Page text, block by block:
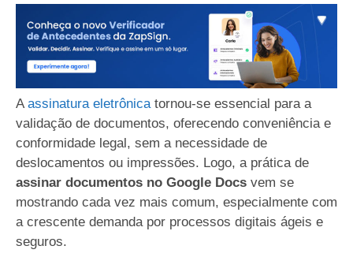
A assinatura eletrônica tornou-se essencial para a
validação de documentos, oferecendo conveniência e
conformidade legal, sem a necessidade de
deslocamentos ou impressões. Logo, a prática de
assinar documentos no Google Docs vem se
mostrando cada vez mais comum, especialmente com
a crescente demanda por processos digitais ágeis e
seguros.